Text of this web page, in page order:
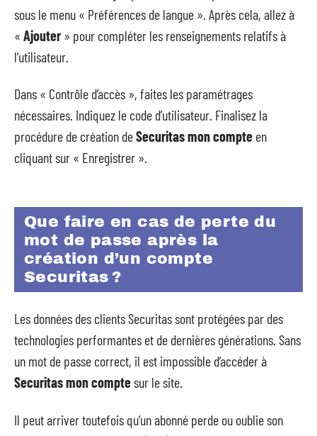
sous le menu « Préférences de langue ». Après cela, allez à
« Ajouter» pour compléter les renseignements relatifs à
l’utilisateur.
Dans « Contrôle d’accès », faites les paramétrages
nécessaires. Indiquez le code d’utilisateur. Finalisez la
procédure de création deSecuritas mon compte en
cliquant sur « Enregistrer ».
Que faire en cas de perte du
mot de passe après la
création d’un compte
Securitas ?
Les données des clients Securitas sont protégées par des
technologies performantes et de dernières générations. Sans
un mot de passe correct, il est impossible d’accéder à
Securitas mon comptesur le site.
Il peut arriver toutefois qu’un abonné perde ou oublie son